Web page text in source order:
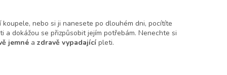
nebo si ji nanesete po dlouhém dni, pocítíte
dokážou se přizpůsobit jejím potřebám. Nenechte si
jemné a zdravě vypadající pleti.